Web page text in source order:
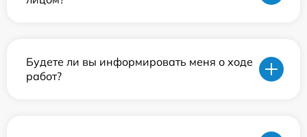
Будете ли вы информировать меня о ходе
работ?